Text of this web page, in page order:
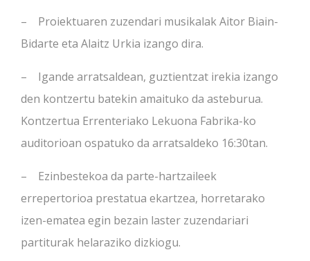
– Proiektuaren zuzendari musikalak Aitor Biain-
Bidarte eta Alaitz Urkia izango dira.
– Igande arratsaldean, guztientzat irekia izango
den kontzertu batekin amaituko da asteburua.
Kontzertua Errenteriako Lekuona Fabrika-ko
auditorioan ospatuko da arratsaldeko 16:30tan.
– Ezinbestekoa da parte-hartzaileek
errepertorioa prestatua ekartzea, horretarako
izen-ematea egin bezain laster zuzendariari
partiturak helaraziko dizkiogu.